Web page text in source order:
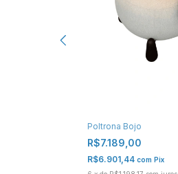
Poltrona Bojo
R$7.189,00
R$6.901,44 com Pix